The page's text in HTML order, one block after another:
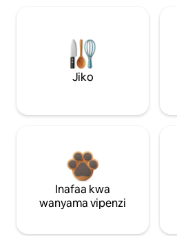
Jiko
Inafaa kwa
wanyama vipenzi